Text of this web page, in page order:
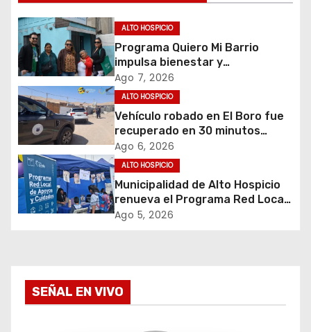
ó
n
d
e
e
n
t
r
d
a
ALTO HOSPICIO
Programa Quiero Mi Barrio
impulsa bienestar y
envejecimiento activo en
adultos mayores de Alto
Hospicio
Ago 7, 2026
ALTO HOSPICIO
Vehículo robado en El Boro fue
recuperado en 30 minutos
gracias a operativo coordinado
Ago 6, 2026
ALTO HOSPICIO
Municipalidad de Alto Hospicio
renueva el Programa Red Local
de Apoyos y Cuidados
Ago 5, 2026
SEÑAL EN VIVO